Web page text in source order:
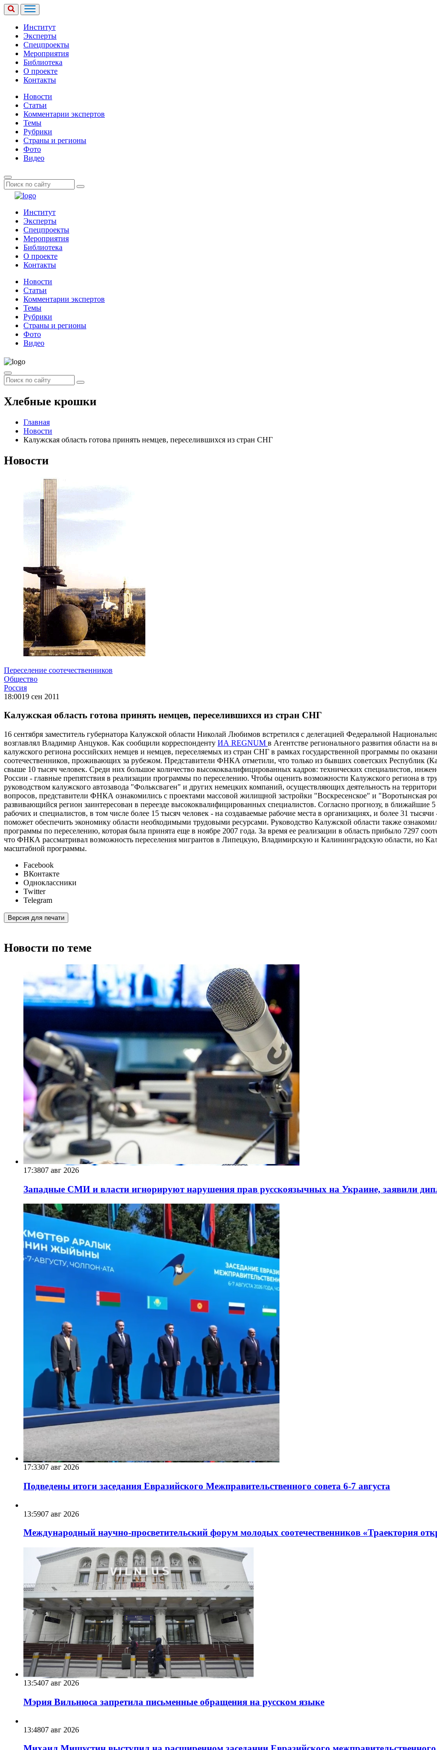
Институт
Эксперты
Спецпроекты
Мероприятия
Библиотека
О проекте
Контакты
Новости
Статьи
Комментарии экспертов
Темы
Рубрики
Страны и регионы
Фото
Видео
Институт
Эксперты
Спецпроекты
Мероприятия
Библиотека
О проекте
Контакты
Новости
Статьи
Комментарии экспертов
Темы
Рубрики
Страны и регионы
Фото
Видео
Хлебные крошки
Главная
Новости
Калужская область готова принять немцев, переселившихся из стран СНГ
Новости
Переселение соотечественников
Общество
Россия
18:0019 сен 2011
Калужская область готова принять немцев, переселившихся из стран СНГ
16 сентября заместитель губернатора Калужской области Николай Любимов встретился с делегацией Федеральной
возглавлял Владимир Анцуков. Как сообщили корреспонденту ИА REGNUM в Агентстве регионального развития области на
калужского региона российских немцев и немцев, переселяемых из стран СНГ в рамках государственной программы по
соотечественников, проживающих за рубежом. Представители ФНКА отметили, что только из бывших советских Республик
свыше 10 тысяч человек. Среди них большое количество высококвалифицированных кадров: технических специалистов,
России - главные препятствия в реализации программы по переселению. Чтобы оценить возможности Калужского региона в
руководством калужского автозавода "Фольксваген" и других немецких компаний, осуществляющих деятельность на
вопросов, представители ФНКА ознакомились с проектами массовой жилищной застройки "Воскресенское" и "Воротынская
развивающийся регион заинтересован в переезде высококвалифицированных специалистов. Согласно прогнозу, в ближайшие 5
рабочих и специалистов, в том числе более 15 тысяч человек - на создаваемые рабочие места в организациях, и более 31
поможет обеспечить экономику области необходимыми трудовыми ресурсами. Руководство Калужской области также
программы по переселению, которая была принята еще в ноябре 2007 года. За время ее реализации в область прибыло 7297
что ФНКА рассматривал возможность переселения мигрантов в Липецкую, Владимирскую и Калининградскую области, но
масштабной программы.
Facebook
ВКонтакте
Одноклассники
Twitter
Telegram
Версия для печати
Новости по теме
17:3807 авг 2026
Западные СМИ и власти игнорируют нарушения прав русскоязычных на Украине, заявили
17:3307 авг 2026
Подведены итоги заседания Евразийского Межправительственного совета 6-7 августа
13:5907 авг 2026
Международный научно-просветительский форум молодых соотечественников «Траектория
13:5407 авг 2026
Мэрия Вильнюса запретила письменные обращения на русском языке
13:4807 авг 2026